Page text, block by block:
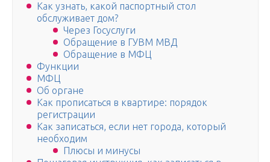
Как узнать, какой паспортный стол
обслуживает дом?
Через Госуслуги
Обращение в ГУВМ МВД
Обращение в МФЦ
Функции
МФЦ
Об органе
Как прописаться в квартире: порядок
регистрации
Как записаться, если нет города, который
необходим
Плюсы и минусы